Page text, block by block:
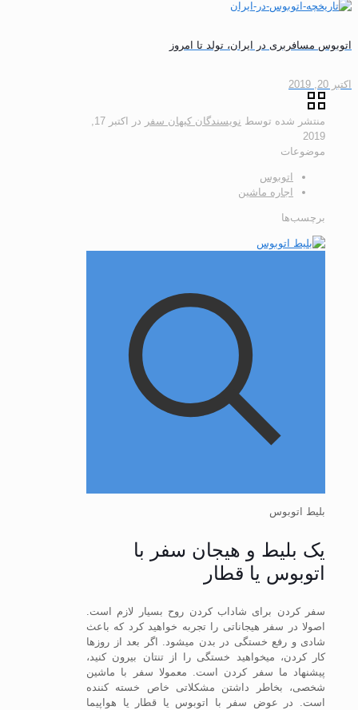
اتوبوس مسافربری در ایران، تولد تا امروز
اکتبر 20, 2019
منتشر شده توسط نویسندگان کیهان سفر در
اکتبر 17,
2019
موضوعات
اتوبوس
اجاره ماشین
برچسب‌ها
بلیط اتوبوس
یک بلیط و هیجان سفر با
اتوبوس یا قطار
سفر کردن برای شاداب کردن روح بسیار لازم است.
اصولا در سفر هیجاناتی را تجربه خواهید کرد که باعث
شادی و رفع خستگی در بدن میشود. اگر بعد از روزها
کار کردن، میخواهید خستگی را از تنتان بیرون کنید،
پیشنهاد ما سفر کردن است. معمولا سفر با ماشین
شخصی، بخاطر داشتن مشکلاتی خاص خسته کننده
است. در عوض سفر با اتوبوس یا قطار یا هواپیما